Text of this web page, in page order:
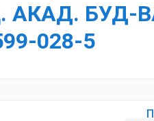
БУД-
028-5